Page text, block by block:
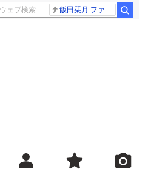
飯田栞月 ファントム